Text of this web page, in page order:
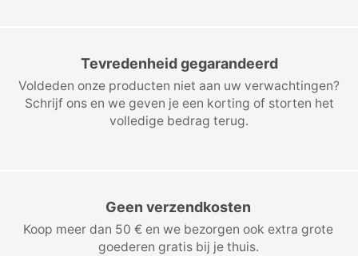
Tevredenheid gegarandeerd
Voldeden onze producten niet aan uw verwachtingen?
Schrijf ons en we geven je een korting of storten het
volledige bedrag terug.
Geen verzendkosten
Koop meer dan 50 € en we bezorgen ook extra grote
goederen gratis bij je thuis.